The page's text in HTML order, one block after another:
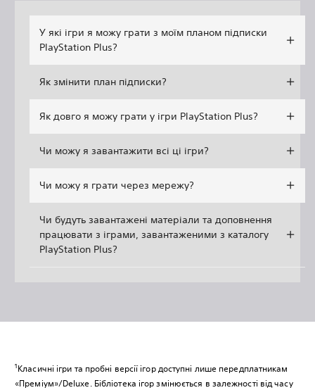
У які ігри я можу грати з моїм планом підписки
PlayStation Plus?
Як змінити план підписки?
Як довго я можу грати у ігри PlayStation Plus?
Чи можу я завантажити всі ці ігри?
Чи можу я грати через мережу?
Чи будуть завантажені матеріали та доповнення
працювати з іграми, завантаженими з каталогу
PlayStation Plus?
1Класичні ігри та пробні версії ігор доступні лише передплатникам
«Преміум»/Deluxe. Бібліотека ігор змінюється в залежності від часу